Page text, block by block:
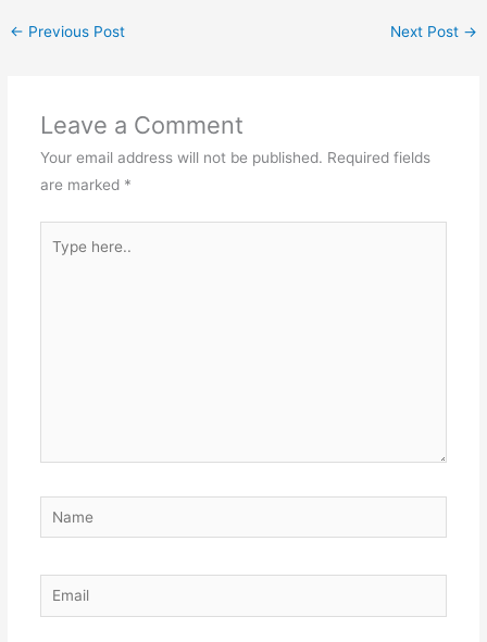
← Previous Post Next Post →
Leave a Comment
Your email address will not be published. Required fields
are marked *
here..
Name
Email